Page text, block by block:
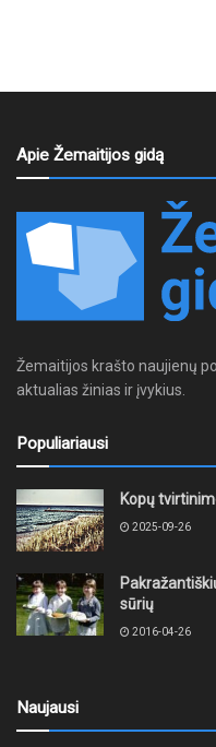
Apie Žemaitijos gidą
Žemaitijos krašto naujienų
aktualias žinias ir įvykius.
Populiariausi
Kopų
2025-09-26
sūrių
2016-04-26
Naujausi